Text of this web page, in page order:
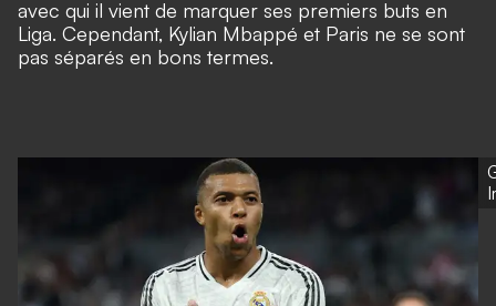
avec qui il vient de marquer ses premiers buts en
Liga. Cependant, Kylian Mbappé et Paris ne se sont
pas séparés en bons termes.